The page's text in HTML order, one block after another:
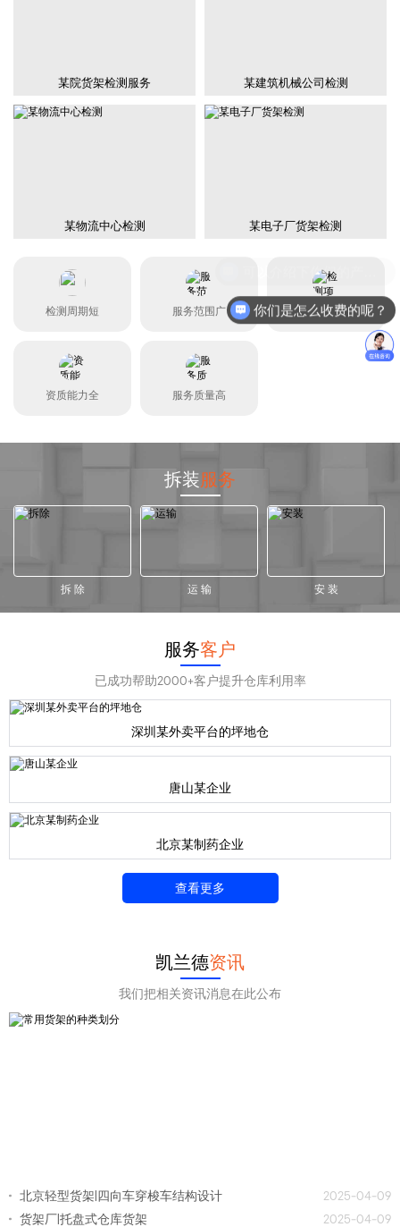
某院货架检测服务 某建筑机械公司检测
某物流中心检测 某电子厂货架检测
检测周期短 服务范围广 检测项目全
资质能力全 服务质量高
拆装服务
拆 除 运 输 安 装
服务客户
已成功帮助2000+客户提升仓库利用率
深圳某外卖平台的坪地仓
唐山某企业
北京某制药企业
查看更多
凯兰德资讯
我们把相关资讯消息在此公布
北京轻型货架|四向车穿梭车结构设计
2025-04-09
货架厂|托盘式仓库货架
2025-04-09
你们是怎么收费的呢？